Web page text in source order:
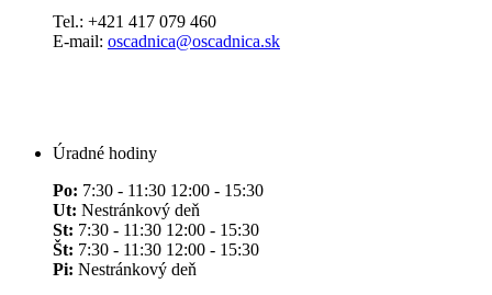
Tel.: +421 417 079 460
E-mail: oscadnica@oscadnica.sk
Úradné hodiny
Po: 7:30 - 11:30 12:00 - 15:30
Ut: Nestránkový deň
St: 7:30 - 11:30 12:00 - 15:30
Št: 7:30 - 11:30 12:00 - 15:30
Pi: Nestránkový deň